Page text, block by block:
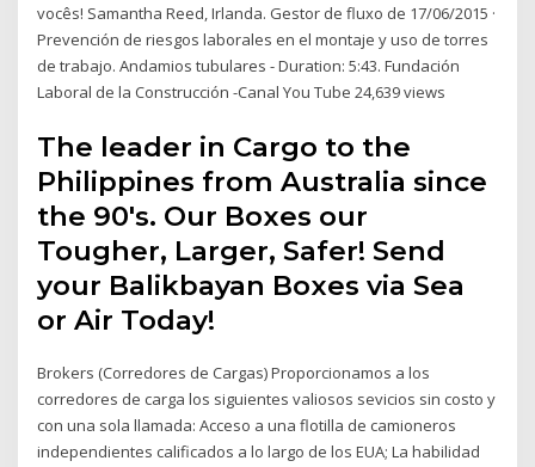
vocês! Samantha Reed, Irlanda. Gestor de fluxo de 17/06/2015 ·
Prevención de riesgos laborales en el montaje y uso de torres
de trabajo. Andamios tubulares - Duration: 5:43. Fundación
Laboral de la Construcción -Canal You Tube 24,639 views
The leader in Cargo to the
Philippines from Australia since
the 90's. Our Boxes our
Tougher, Larger, Safer! Send
your Balikbayan Boxes via Sea
or Air Today!
Brokers (Corredores de Cargas) Proporcionamos a los
corredores de carga los siguientes valiosos sevicios sin costo y
con una sola llamada: Acceso a una flotilla de camioneros
independientes calificados a lo largo de los EUA; La habilidad